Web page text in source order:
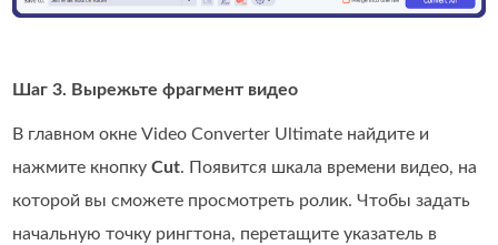
Шаг 3. Вырежьте фрагмент видео
В главном окне Video Converter Ultimate найдите и
нажмите кнопкуCut. Появится шкала времени видео, на
которой вы сможете просмотреть ролик. Чтобы задать
начальную точку рингтона, перетащите указатель в